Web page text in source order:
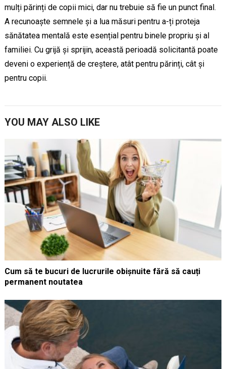
mulți părinți de copii mici, dar nu trebuie să fie un punct final.
A recunoaște semnele și a lua măsuri pentru a-ți proteja
sănătatea mentală este esențial pentru binele propriu și al
familiei. Cu grijă și sprijin, această perioadă solicitantă poate
deveni o experiență de creștere, atât pentru părinți, cât și
pentru copii.
YOU MAY ALSO LIKE
Cum să te bucuri de lucrurile obișnuite fără să cauți
permanent noutatea